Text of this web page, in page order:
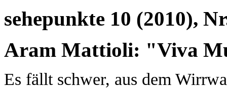
sehepunkte 10 (2010),
Aram Mattioli: "Viva
Es fällt schwer, aus dem